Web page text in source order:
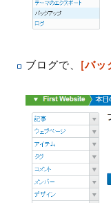
ブログで、 [バッ